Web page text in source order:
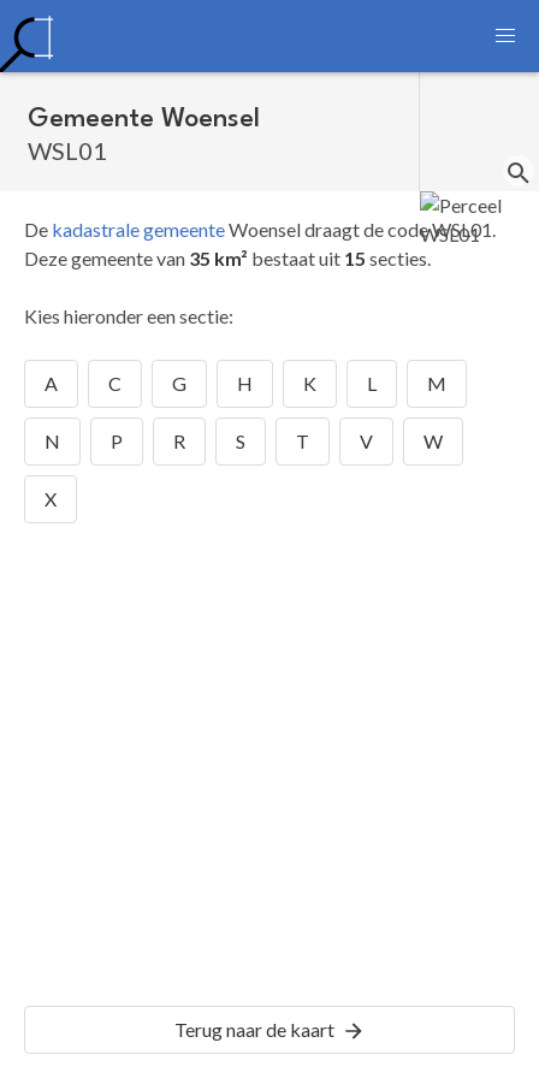
Gemeente Woensel
WSL01
De kadastrale gemeenteWoensel draagt de code WSL01.
Deze gemeente van 35 km² bestaat uit 15 secties.
Kies hieronder een sectie:
A C G H K L M
N P R S T V W
X
Terug naar de kaart
WSL01